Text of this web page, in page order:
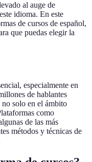
al auge de
idioma. En este
de cursos de español,
que puedas elegir la
especialmente en
de hablantes
solo en el ámbito
como
de las más
métodos y técnicas de